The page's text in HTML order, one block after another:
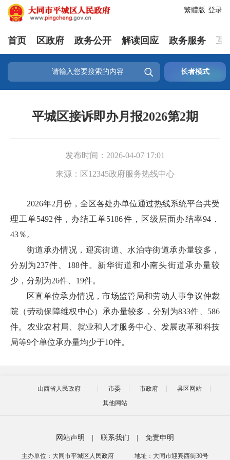
登录
繁體版
首页 区政府 政务公开 解读回应 政务服务 互
 长者模式
平城区接诉即办月报2026第2期
发布时间： 2026-04-07 17:01
来源： 区12345政府服务热线中心
2026年2月份，全区各处办单位通过热线系统平台共受
理工单5492件，办结工单5186件，区级层面办结率94．
43％。
街道承办情况，迎宾街道、水泊寺街道承办量较多，
分别为237件、188件。新华街道和小南头街道承办量较
少，分别为26件、19件。
区直单位承办情况，市场监管局和劳动人事争议仲裁
院（劳动保障维权中心）承办量较多，分别为833件、586
件。农业农村局、就业和人才服务中心、发展改革和科技
局等9个单位承办量均少于10件。
山西省人民政府 市委 市政府
县区网站
其他网站
网站声明 联系我们 免责申明
主办单位：大同市平城区人民政府 地址：大同市迎宾西街30号